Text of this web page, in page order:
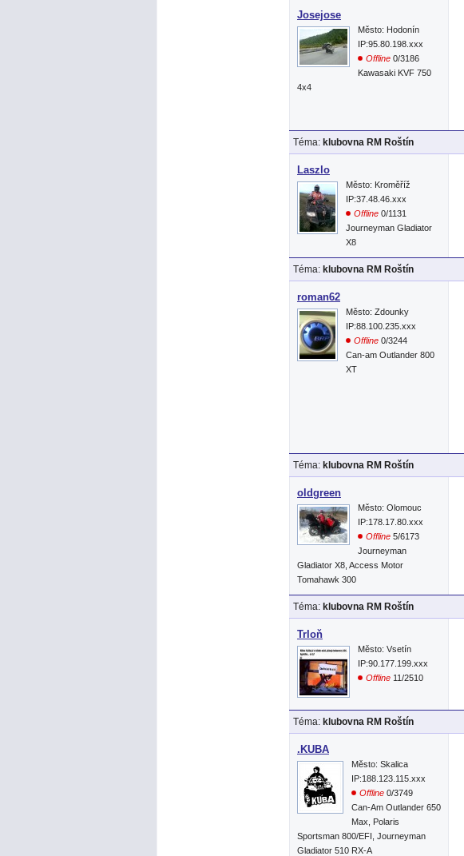
Josejose
Město: Hodonín
IP:95.80.198.xxx
Offline 0/3186
Kawasaki KVF 750
4x4
Téma: klubovna RM Roštín
Laszlo
Město: Kroměříž
IP:37.48.46.xxx
Offline 0/1131
Journeyman Gladiator
X8
Téma: klubovna RM Roštín
roman62
Město: Zdounky
IP:88.100.235.xxx
Offline 0/3244
Can-am Outlander 800
XT
Téma: klubovna RM Roštín
oldgreen
Město: Olomouc
IP:178.17.80.xxx
Offline 5/6173
Journeyman
Gladiator X8, Access Motor
Tomahawk 300
Téma: klubovna RM Roštín
Trloň
Město: Vsetín
IP:90.177.199.xxx
Offline 11/2510
Téma: klubovna RM Roštín
.KUBA
Město: Skalica
IP:188.123.115.xxx
Offline 0/3749
Can-Am Outlander 650
Max, Polaris
Sportsman 800/EFI, Journeyman
Gladiator 510 RX-A